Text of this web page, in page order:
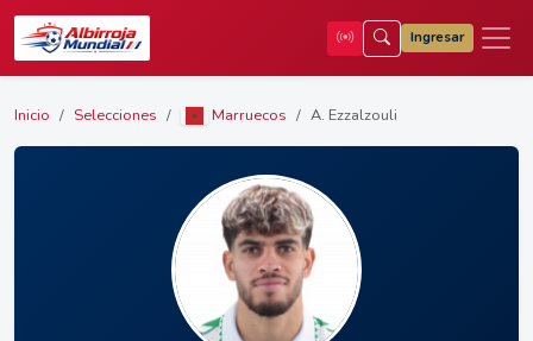
Ingresar
Inicio Selecciones Marruecos A. Ezzalzouli